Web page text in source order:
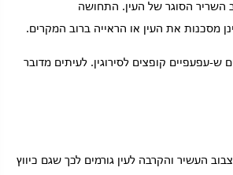
השריר הסוגר של העין. התחושה
מסכנות את העין או הראייה ברוב המקרים.
ש-עפעפיים קופצים לסירוגין. לעיתים מדובר
העשיר והקרבה לעין גורמים לכך שגם כיווץ